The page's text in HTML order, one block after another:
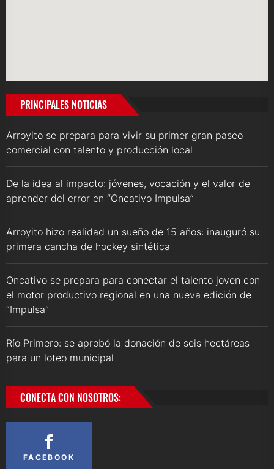
PRINCIPALES NOTICIAS
Arroyito se prepara para vivir su primer gran paseo
comercial con talento y producción local
De la idea al impacto: jóvenes, vocación y el valor de
aprender del error en “Oncativo Impulsa”
Arroyito hizo realidad un sueño de 15 años: inauguró su
primera cancha de hockey sintética
Oncativo se prepara para conectar el talento joven con
el motor productivo regional en una nueva edición de
“Impulsa”
Río Primero: se aprobó la donación de seis hectáreas
para un loteo municipal
CONECTA CON NOSOTROS:
FACEBOOK